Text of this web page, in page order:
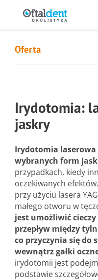
Oferta
Irydotomia:
jaskry
Irydotomia
wybranych form
przypadkach, kiedy
oczekiwanych
przy użyciu lasera
małego otworu w
jest umożliwić
przepływ między
co przyczynia się do
wewnątrz gałki
irydotomii jest
podstawie